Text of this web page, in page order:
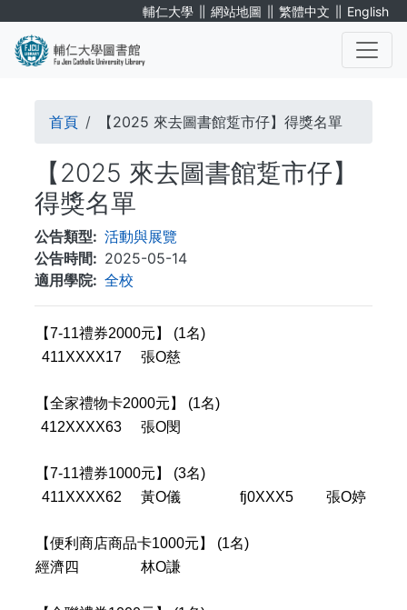
輔仁大學 ∥ 網站地圖 ∥ 繁體中文 ∥ English
導
航
連
結
首頁 【2025 來去圖書館踅市仔】得獎名單
【2025 來去圖書館踅市仔】
得獎名單
公告類型
活動與展覽
公告時間
2025-05-14
適用學院
全校
【7-11禮券2000元】 (1名)
411XXXX17
張O慈
【全家禮物卡2000元】 (1名)
412XXXX63
張O閔
【7-11禮券1000元】 (3名)
411XXXX62
黃O儀 fj0XXX5 張O婷
【便利商店商品卡1000元】 (1名)
經濟四
林O謙